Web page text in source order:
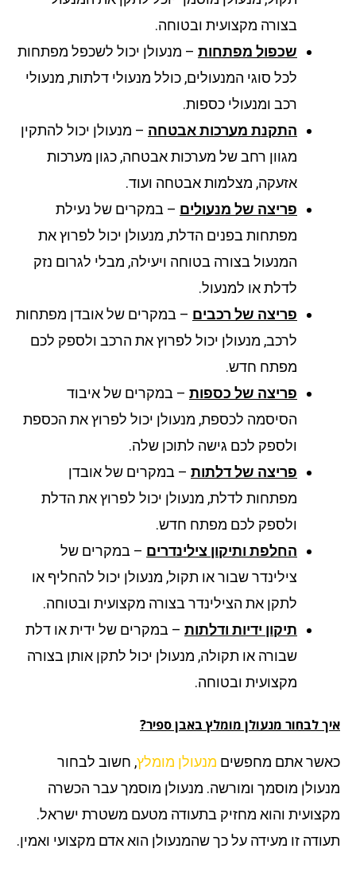
בצורה מקצועית ובטוחה.
שכפול מפתחות– מנעולן יכול לשכפל מפתחות
לכל סוגי המנעולים, כולל מנעולי דלתות, מנעולי
רכב ומנעולי כספות.
התקנת מערכות אבטחה– מנעולן יכול להתקין
מגוון רחב של מערכות אבטחה, כגון מערכות
אזעקה, מצלמות אבטחה ועוד.
פריצה של מנעולים– במקרים של נעילת
מפתחות בפנים הדלת, מנעולן יכול לפרוץ את
המנעול בצורה בטוחה ויעילה, מבלי לגרום נזק
לדלת או למנעול.
פריצה של רכבים– במקרים של אובדן מפתחות
לרכב, מנעולן יכול לפרוץ את הרכב ולספק לכם
מפתח חדש.
פריצה של כספות– במקרים של איבוד
הסיסמה לכספת, מנעולן יכול לפרוץ את הכספת
ולספק לכם גישה לתוכן שלה.
פריצה של דלתות– במקרים של אובדן
מפתחות לדלת, מנעולן יכול לפרוץ את הדלת
ולספק לכם מפתח חדש.
החלפת ותיקון צילינדרים– במקרים של
צילינדר שבור או תקול, מנעולן יכול להחליף או
לתקן את הצילינדר בצורה מקצועית ובטוחה.
תיקון ידיות ודלתות– במקרים של ידית או דלת
שבורה או תקולה, מנעולן יכול לתקן אותן בצורה
מקצועית ובטוחה.
לבחור מנעולן מומלץ באבן ספיר?
אתם מחפשיםמנעולן מומלץ, חשוב לבחור
מוסמך ומורשה. מנעולן מוסמך עבר הכשרה
והוא מחזיק בתעודה מטעם משטרת ישראל.
זו מעידה על כך שהמנעולן הוא אדם מקצועי ואמין.